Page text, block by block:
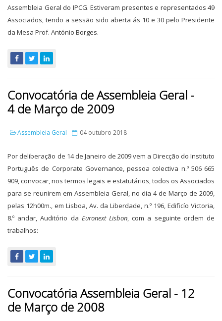
Assembleia Geral do IPCG. Estiveram presentes e representados 49
Associados, tendo a sessão sido aberta ás 10 e 30 pelo Presidente
da Mesa Prof. António Borges.
Convocatória de Assembleia Geral -
4 de Março de 2009
Assembleia Geral 04 outubro 2018
Por deliberação de 14 de Janeiro de 2009 vem a Direcção do Instituto
Português de Corporate Governance, pessoa colectiva n.º 506 665
909, convocar, nos termos legais e estatutários, todos os Associados
para se reunirem em Assembleia Geral, no dia 4 de Março de 2009,
pelas 12h00m., em Lisboa, Av. da Liberdade, n.º 196, Edificío Victoria,
8.º andar, Auditório da Euronext Lisbon, com a seguinte ordem de
trabalhos:
Convocatória Assembleia Geral - 12
de Março de 2008